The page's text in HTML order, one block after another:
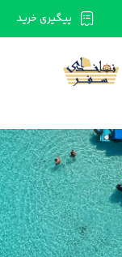
باشد لطفا
پیگیری خرید